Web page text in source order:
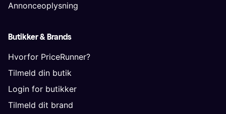
Annonceoplysning
Butikker & Brands
Hvorfor PriceRunner?
Tilmeld din butik
Login for butikker
Tilmeld dit brand